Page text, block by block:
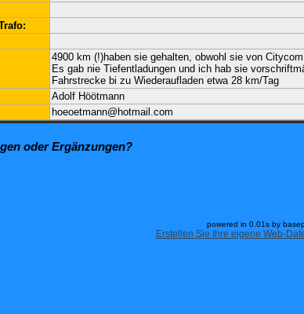
4900 km (!)haben sie gehalten, obwohl sie von
Es gab nie Tiefentladungen und ich hab sie
Fahrstrecke bi zu Wiederaufladen etwa 28 km/Tag
Adolf Höötmann
hoeoetmann@hotmail.com
oder Ergänzungen?
powered in 0.01s by
Erstellen Sie Ihre eigene Web-